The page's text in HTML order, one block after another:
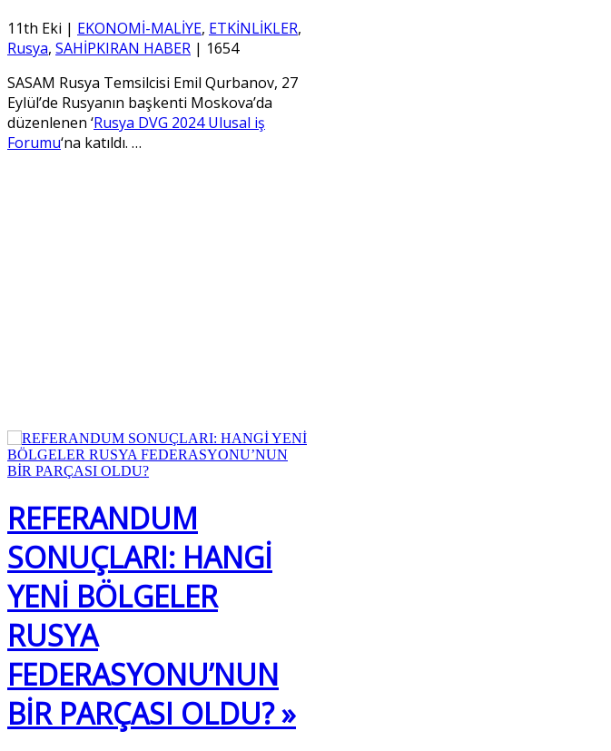
11th Eki | EKONOMİ-MALİYE, ETKİNLİKLER,
Rusya, SAHİPKIRAN HABER | 1654
SASAM Rusya Temsilcisi Emil Qurbanov, 27
Eylül’de Rusyanın başkenti Moskova’da
düzenlenen ‘Rusya DVG 2024 Ulusal iş
Forumu‘na katıldı. …
REFERANDUM
SONUÇLARI: HANGİ
YENİ BÖLGELER
RUSYA
FEDERASYONU’NUN
BİR PARÇASI OLDU? »